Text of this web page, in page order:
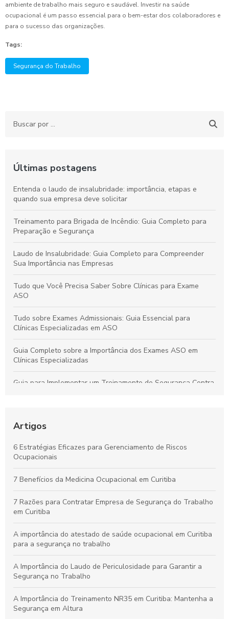
ambiente de trabalho mais seguro e saudável. Investir na saúde
ocupacional é um passo essencial para o bem-estar dos colaboradores e
para o sucesso das organizações.
Tags:
Segurança do Trabalho
Últimas postagens
Entenda o laudo de insalubridade: importância, etapas e
quando sua empresa deve solicitar
Treinamento para Brigada de Incêndio: Guia Completo para
Preparação e Segurança
Laudo de Insalubridade: Guia Completo para Compreender
Sua Importância nas Empresas
Tudo que Você Precisa Saber Sobre Clínicas para Exame
ASO
Tudo sobre Exames Admissionais: Guia Essencial para
Clínicas Especializadas em ASO
Guia Completo sobre a Importância dos Exames ASO em
Clínicas Especializadas
Guia para Implementar um Treinamento de Segurança Contra
no Trabalho
Por que os Exames Ocupacionais São Essenciais para a
Saúde e Segurança no Trabalho
Curso de NR10 em Curitiba: Essencial para Garantir a
Segurança no Trabalho
Artigos
6 Estratégias Eficazes para Gerenciamento de Riscos
Ocupacionais
7 Benefícios da Medicina Ocupacional em Curitiba
7 Razões para Contratar Empresa de Segurança do Trabalho
em Curitiba
A importância do atestado de saúde ocupacional em Curitiba
para a segurança no trabalho
A Importância do Laudo de Periculosidade para Garantir a
Segurança no Trabalho
A Importância do Treinamento NR35 em Curitiba: Mantenha a
Segurança em Altura